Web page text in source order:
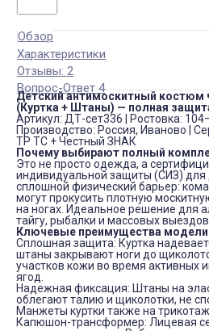
Обзор
Характеристики
Отзывы: 2
Вопрос-Ответ 4
Детский антимоскитный костюм
(Куртка + Штаны) — полная
Артикул: ДТ-сет336 | Ростовка:
Производство: Россия, Иваново |
ТР ТС + Честный ЗНАК
Почему выбирают полный
Это не просто одежда, а
индивидуальной защиты (СИЗ) для
сплошной физический барьер:
могут прокусить плотную
на ногах. Идеальное решение для
тайгу, рыбалки и массовых
Ключевые преимущества модели
Сплошная защита: Куртка
штаны закрывают ноги до
участков кожи во время активных
ягод.
Надежная фиксация: Штаны на
облегают талию и щиколотки, не
Манжеты куртки также на
Капюшон-трансформер: Лицевая